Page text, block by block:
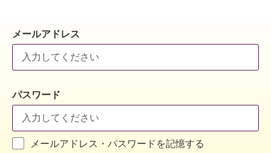
メールアドレス
パスワード
メールアドレス・パスワードを記憶する